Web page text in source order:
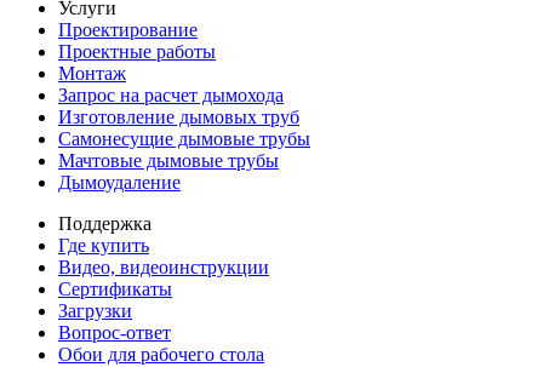
Услуги
Проектирование
Проектные работы
Монтаж
Запрос на расчет дымохода
Изготовление дымовых труб
Самонесущие дымовые трубы
Мачтовые дымовые трубы
Дымоудаление
Поддержка
Где купить
Видео, видеоинструкции
Сертификаты
Загрузки
Вопрос-ответ
Обои для рабочего стола